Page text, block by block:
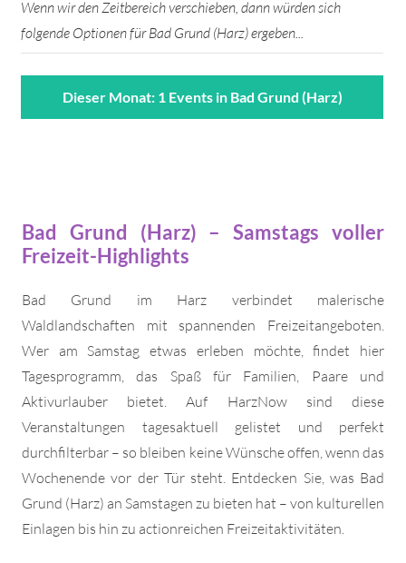
Wenn wir den Zeitbereich verschieben, dann würden sich
folgende Optionen für Bad Grund (Harz) ergeben...
Dieser Monat: 1 Events in Bad Grund (Harz)
Bad Grund (Harz) – Samstags voller
Freizeit-Highlights
Bad Grund im Harz verbindet malerische
Waldlandschaften mit spannenden Freizeitangeboten.
Wer am Samstag etwas erleben möchte, findet hier
Tagesprogramm, das Spaß für Familien, Paare und
Aktivurlauber bietet. Auf HarzNow sind diese
Veranstaltungen tagesaktuell gelistet und perfekt
durchfilterbar – so bleiben keine Wünsche offen, wenn das
Wochenende vor der Tür steht. Entdecken Sie, was Bad
Grund (Harz) an Samstagen zu bieten hat – von kulturellen
Einlagen bis hin zu actionreichen Freizeitaktivitäten.